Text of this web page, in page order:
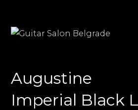
Augustine
Imperial Black